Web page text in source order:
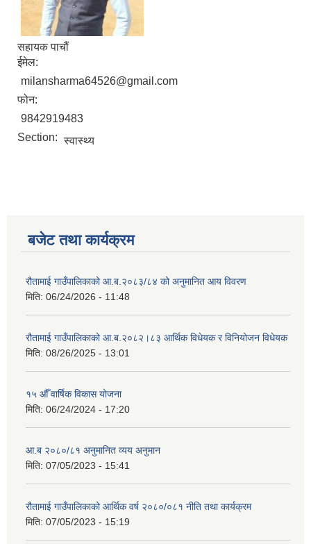
सहायक पाचौं
ईमेल:
milansharma64526@gmail.com
फोन:
9842919483
Section: स्वास्थ्य
बजेट तथा कार्यक्रम
रौतामाई गाउँपालिकाको आ.ब.२०८३/८४ को अनुमानित आय विवरण
मिति: 06/24/2026 - 11:48
रौतामाई गाउँपालिकाको आ.ब.२०८२।८३ आर्थिक विधेयक र विनियोजन विधेयक
मिति: 08/26/2025 - 13:01
१५ औँ वार्षिक विकास योजना
मिति: 06/24/2024 - 17:20
आ.ब २०८०/८१ अनुमानित व्यय अनुमान
मिति: 07/05/2023 - 15:41
रौतामाई गाउँपालिकाको आर्थिक वर्ष २०८०/०८१ नीति तथा कार्यक्रम
मिति: 07/05/2023 - 15:19